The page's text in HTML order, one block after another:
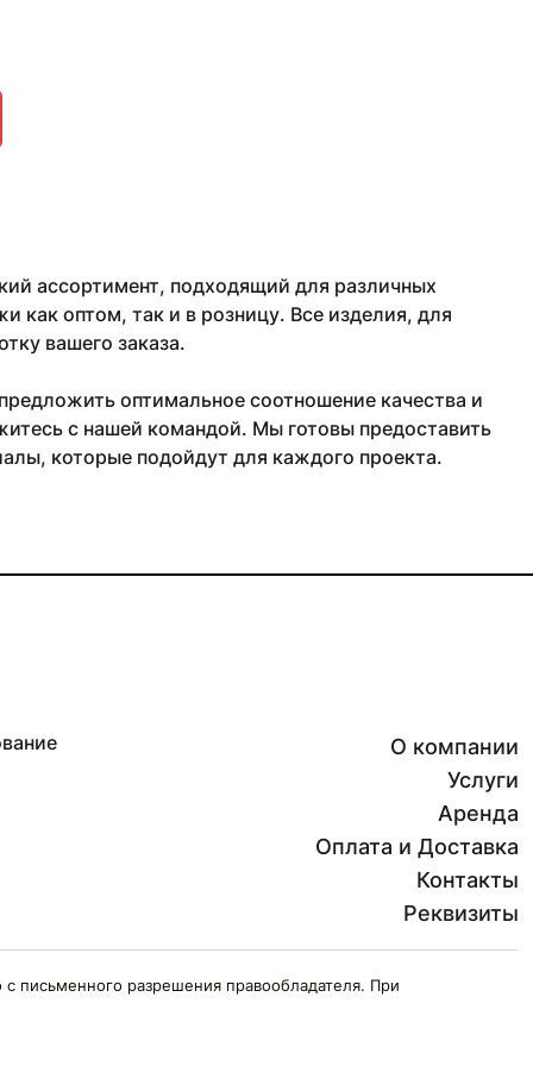
ассортимент, подходящий для различных
оптом, так и в розницу. Все изделия, для
вашего заказа.
оптимальное соотношение качества и
с нашей командой. Мы готовы предоставить
которые подойдут для каждого проекта.
О компании
Услуги
Аренда
Оплата и Доставка
Контакты
Реквизиты
письменного разрешения правообладателя. При